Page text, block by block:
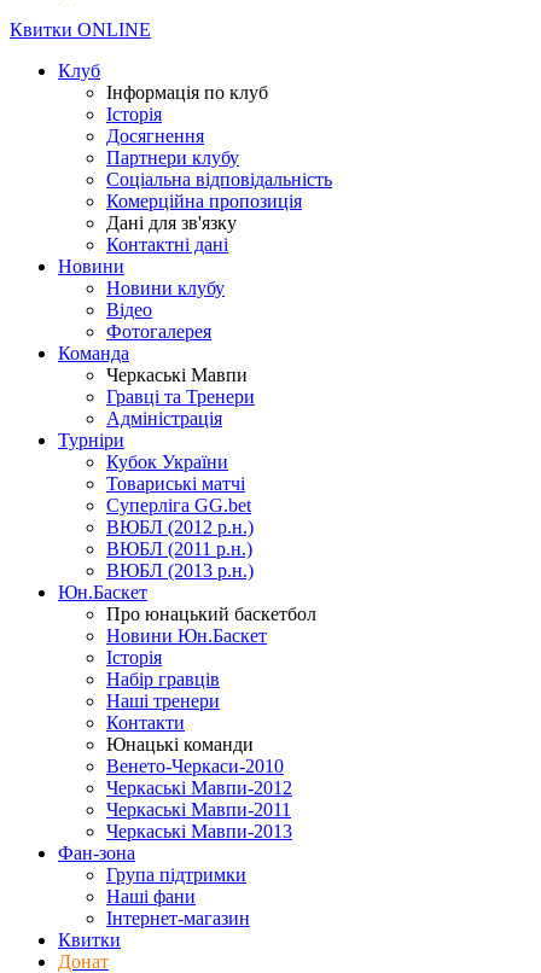
Квитки ONLINE
Клуб
Інформація по клуб
Історія
Досягнення
Партнери клубу
Соціальна відповідальність
Комерційна пропозиція
Дані для зв'язку
Контактні дані
Новини
Новини клубу
Відео
Фотогалерея
Команда
Черкаські Мавпи
Гравці та Тренери
Адміністрація
Турніри
Кубок України
Товариські матчі
Суперліга GG.bet
ВЮБЛ (2012 р.н.)
ВЮБЛ (2011 р.н.)
ВЮБЛ (2013 р.н.)
Юн.Баскет
Про юнацький баскетбол
Новини Юн.Баскет
Історія
Набір гравців
Наші тренери
Контакти
Юнацькі команди
Венето-Черкаси-2010
Черкаські Мавпи-2012
Черкаські Мавпи-2011
Черкаські Мавпи-2013
Фан-зона
Група підтримки
Наші фани
Інтернет-магазин
Квитки
Донат